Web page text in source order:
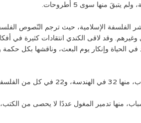
الفلسفة الإسلامية، حيث ترجم النّصوص
وقد لاقى الكندي انتقادات كثيرة في
الحياة وإنكار يوم البعث، وناقشها بكل
منها تدمير المغول عددًا لا يحصى من الكتب،